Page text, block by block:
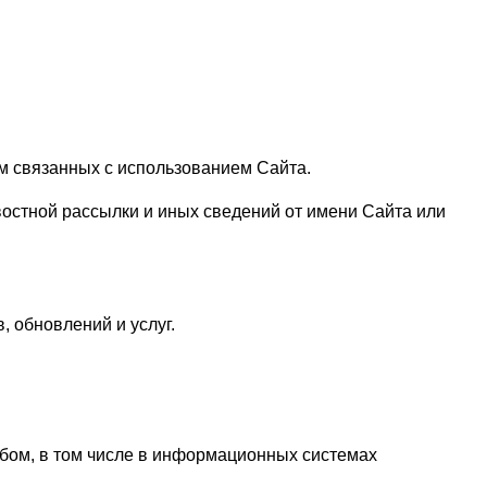
связанных с использованием Сайта.
рассылки и иных сведений от имени Сайта или
обновлений и услуг.
в том числе в информационных системах